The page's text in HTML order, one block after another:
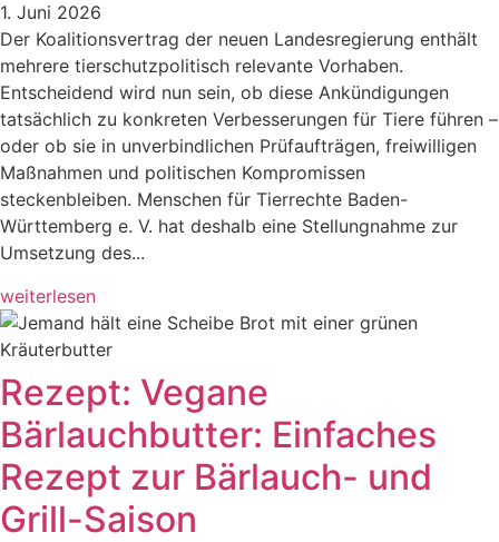
1. Juni 2026
Der Koalitionsvertrag der neuen Landesregierung enthält
mehrere tierschutzpolitisch relevante Vorhaben.
Entscheidend wird nun sein, ob diese Ankündigungen
tatsächlich zu konkreten Verbesserungen für Tiere führen –
oder ob sie in unverbindlichen Prüfaufträgen, freiwilligen
Maßnahmen und politischen Kompromissen
steckenbleiben. Menschen für Tierrechte Baden-
Württemberg e. V. hat deshalb eine Stellungnahme zur
Umsetzung des...
weiterlesen
Rezept: Vegane
Bärlauchbutter: Einfaches
Rezept zur Bärlauch- und
Grill-Saison